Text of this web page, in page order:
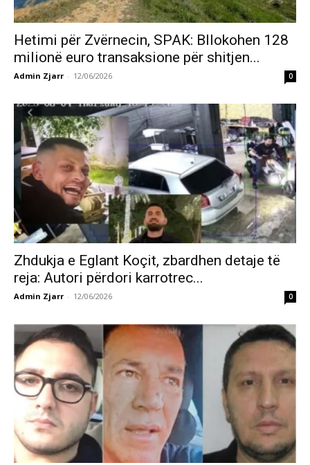
Hetimi për Zvërnecin, SPAK: Bllokohen 128
milionë euro transaksione për shitjen...
Admin Zjarr - 12/06/2026 0
Zhdukja e Eglant Koçit, zbardhen detaje të
reja: Autori përdori karrotrec...
Admin Zjarr - 12/06/2026 0